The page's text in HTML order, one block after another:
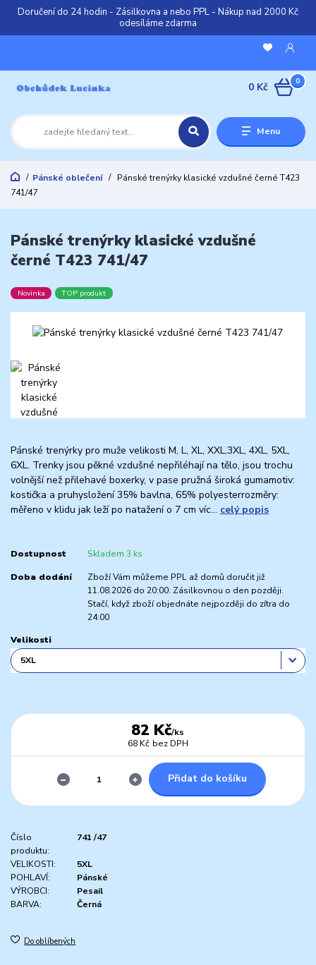
Doručení do 24 hodin - Zásilkovna a nebo PPL - Nákup nad 2000 Kč
odesíláme zdarma
Menu
0
0 Kč
Pánské oblečení
Pánské trenýrky klasické vzdušné černé T423
741/47
Pánské trenýrky klasické vzdušné
černé T423 741/47
Novinka TOP produkt
Pánské trenýrky pro muže velikosti M, L, XL, XXL,3XL, 4XL, 5XL,
6XL. Trenky jsou pěkné vzdušné nepřiléhají na tělo, jsou trochu
volnější než přilehavé boxerky, v pase pružná široká gumamotiv:
kostička a pruhysložení 35% bavlna, 65% polyesterrozměry:
měřeno v klidu jak leží po natažení o 7 cm víc... celý popis
Dostupnost Skladem 3 ks
Doba dodání
Zboží Vám můžeme PPL až domů doručit již
11.08.2026 do 20:00. Zásilkovnou o den později.
Stačí, když zboží objednáte nejpozději do zítra do
24:00
Velikosti
82 Kč/ks
68 Kč bez DPH
Přidat do košíku
Číslo
produktu:
741 /47
VELIKOSTI:
5XL
POHLAVÍ:
Pánské
VÝROBCI:
Pesail
BARVA:
Černá
Do oblíbených